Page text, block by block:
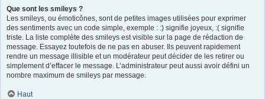
Que sont les smileys ?
Les smileys, ou émoticônes, sont de petites images utilisées pour exprimer
des sentiments avec un code simple, exemple : :) signifie joyeux, :( signifie
triste. La liste complète des smileys est visible sur la page de rédaction de
message. Essayez toutefois de ne pas en abuser. Ils peuvent rapidement
rendre un message illisible et un modérateur peut décider de les retirer ou
simplement d’effacer le message. L’administrateur peut aussi avoir défini un
nombre maximum de smileys par message.
Haut